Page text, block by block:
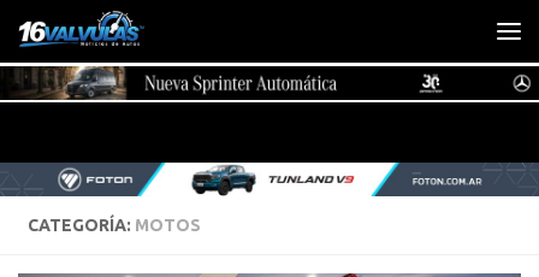
Saltar al contenido
CATEGORÍA: MOTOS